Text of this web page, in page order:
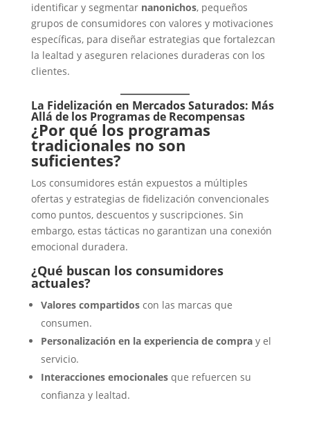
identificar y segmentar nanonichos, pequeños
grupos de consumidores con valores y motivaciones
específicas, para diseñar estrategias que fortalezcan
la lealtad y aseguren relaciones duraderas con los
clientes.
La Fidelización en Mercados Saturados: Más
Allá de los Programas de Recompensas
¿Por qué los programas
tradicionales no son
suficientes?
Los consumidores están expuestos a múltiples
ofertas y estrategias de fidelización convencionales
como puntos, descuentos y suscripciones. Sin
embargo, estas tácticas no garantizan una conexión
emocional duradera.
¿Qué buscan los consumidores
actuales?
Valores compartidoscon las marcas que
consumen.
Personalización en la experiencia de compray el
servicio.
Interacciones emocionalesque refuercen su
confianza y lealtad.